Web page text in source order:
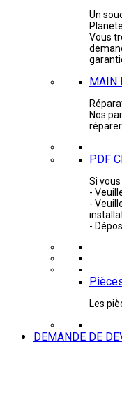
Un
Planete
Vous
MAIN
Nos
PDF
Si
-
-
-
Les
DEMANDE DE